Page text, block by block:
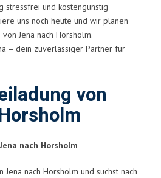
stressfrei und kostengünstig
uns noch heute und wir planen
Jena nach Horsholm.
– dein zuverlässiger Partner für
von
nach Horsholm
nach Horsholm und suchst nach